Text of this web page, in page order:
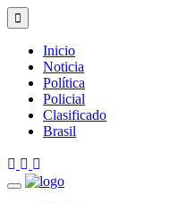
Inicio
Noticia
Política
Policial
Clasificado
Brasil